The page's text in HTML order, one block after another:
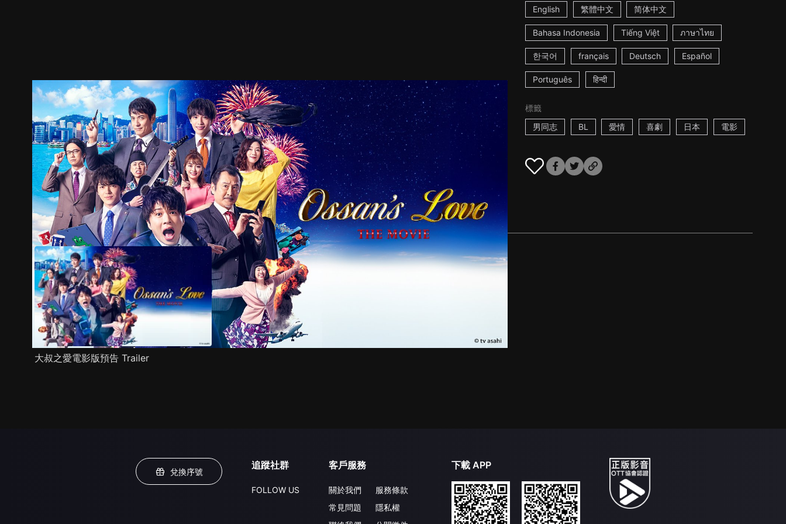
English 繁體中文 简体中文
Bahasa Indonesia Tiếng Việt ภาษาไทย
한국어 français Deutsch Español
Português हिन्दी
標籤
男同志
BL 愛情 喜劇 日本 電影
預告 劇照 推薦影片 劇情介紹
大叔之愛電影版預告 Trailer
兌換序號
追蹤社群
FOLLOW US
客戶服務
關於我們
常見問題
服務條款
隱私權
下載 APP